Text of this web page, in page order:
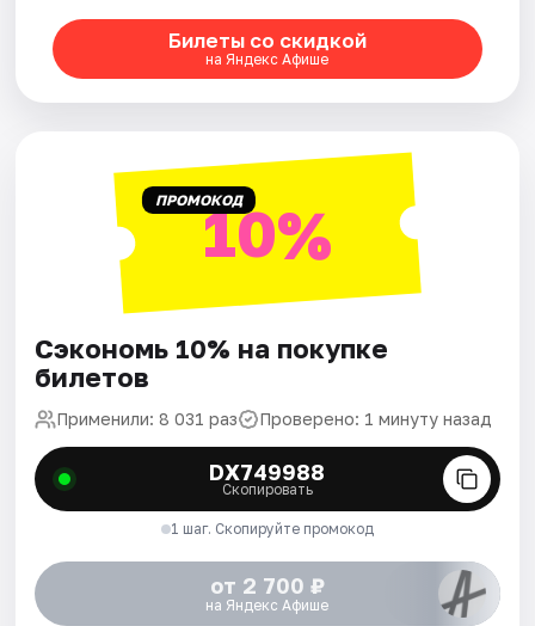
Билеты со скидкой
на Яндекс Афише
ПРОМОКОД10%
Сэкономь 10% на покупке
билетов
Применили: 8 031 раз Проверено: 1 минуту назад
DX749988
Скопировать
1 шаг. Скопируйте промокод
от 2 700 ₽
на Яндекс Афише